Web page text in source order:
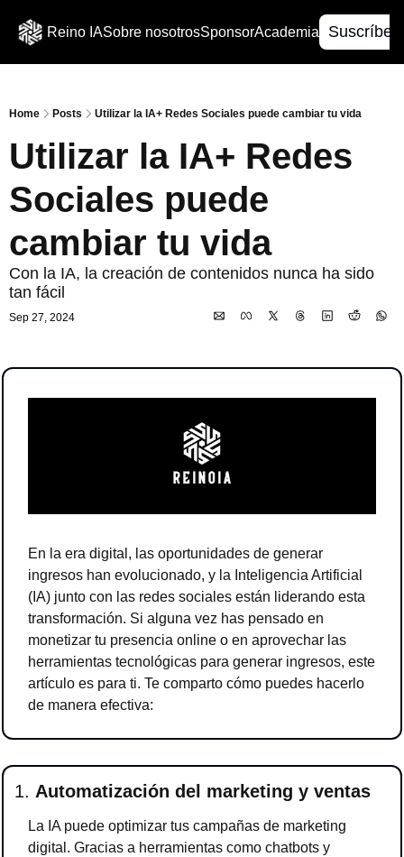
Reino IASobre nosotrosSponsorAcademia
Home Posts Utilizar la IA+ Redes Sociales puede cambiar tu vida
Utilizar la IA+ Redes
Sociales puede
cambiar tu vida
Con la IA, la creación de contenidos nunca ha sido
tan fácil
Sep 27, 2024
En la era digital, las oportunidades de generar
ingresos han evolucionado, y la Inteligencia Artificial
(IA) junto con las redes sociales están liderando esta
transformación. Si alguna vez has pensado en
monetizar tu presencia online o en aprovechar las
herramientas tecnológicas para generar ingresos, este
artículo es para ti. Te comparto cómo puedes hacerlo
de manera efectiva:
1. Automatización del marketing y ventas
La IA puede optimizar tus campañas de marketing
digital. Gracias a herramientas como chatbots y